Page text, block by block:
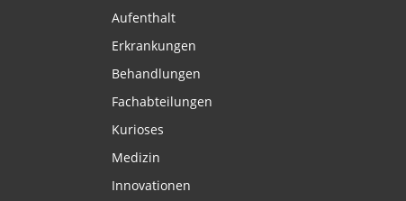
Aufenthalt
Erkrankungen
Behandlungen
Fachabteilungen
Kurioses
Medizin
Innovationen